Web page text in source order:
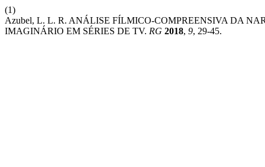
(1)
Azubel, L. L. R. ANÁLISE FÍLMICO-COMPREENSIVA DA
IMAGINÁRIO EM SÉRIES DE TV. RG 2018, 9, 29-45.